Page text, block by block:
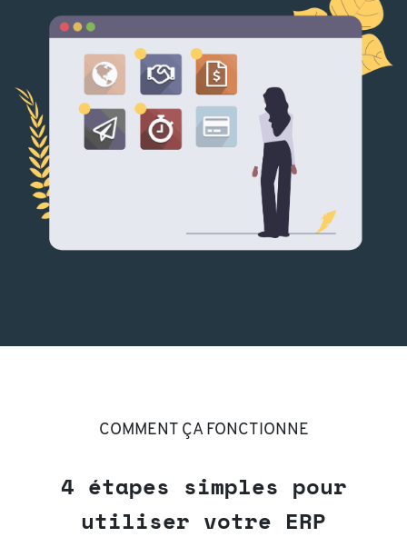
COMMENT ÇA FONCTIONNE
4 étapes simples pour
utiliser votre ERP